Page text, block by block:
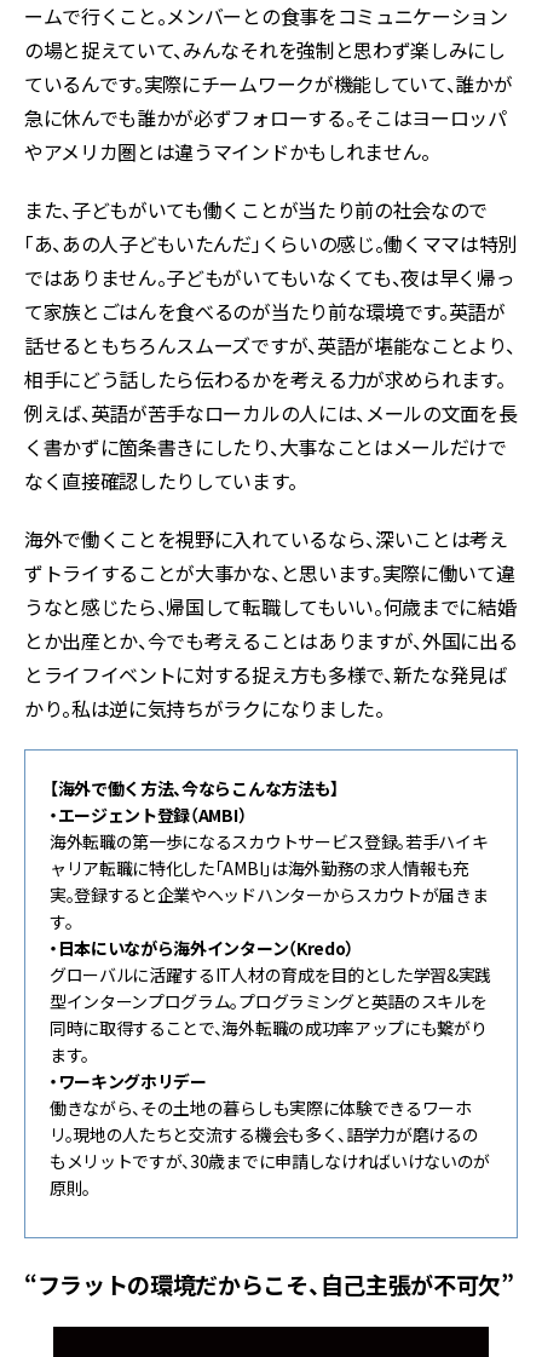
ームで行くこと。メンバーとの食事をコミュニケーション
の場と捉えていて、みんなそれを強制と思わず楽しみにし
ているんです。実際にチームワークが機能していて、誰かが
急に休んでも誰かが必ずフォローする。そこはヨーロッパ
やアメリカ圏とは違うマインドかもしれません。
また、子どもがいても働くことが当たり前の社会なので
「あ、あの人子どもいたんだ」くらいの感じ。働くママは特別
ではありません。子どもがいてもいなくても、夜は早く帰っ
て家族とごはんを食べるのが当たり前な環境です。英語が
話せるともちろんスムーズですが、英語が堪能なことより、
相手にどう話したら伝わるかを考える力が求められます。
例えば、英語が苦手なローカルの人には、メールの文面を長
く書かずに箇条書きにしたり、大事なことはメールだけで
なく直接確認したりしています。
海外で働くことを視野に入れているなら、深いことは考え
ずトライすることが大事かな、と思います。実際に働いて違
うなと感じたら、帰国して転職してもいい。何歳までに結婚
とか出産とか、今でも考えることはありますが、外国に出る
とライフイベントに対する捉え方も多様で、新たな発見ば
かり。私は逆に気持ちがラクになりました。
【海外で働く方法、今ならこんな方法も】
・エージェント登録（AMBI）
海外転職の第一歩になるスカウトサービス登録。若手ハイキ
ャリア転職に特化した「AMBI」は海外勤務の求人情報も充
実。登録すると企業やヘッドハンターからスカウトが届きま
す。
・日本にいながら海外インターン（Kredo）
グローバルに活躍するIT人材の育成を目的とした学習&実践
型インターンプログラム。プログラミングと英語のスキルを
同時に取得することで、海外転職の成功率アップにも繋がり
ます。
・ワーキングホリデー
働きながら、その土地の暮らしも実際に体験できるワーホ
リ。現地の人たちと交流する機会も多く、語学力が磨けるの
もメリットですが、30歳までに申請しなければいけないのが
原則。
“フラットの環境だからこそ、自己主張が不可欠”